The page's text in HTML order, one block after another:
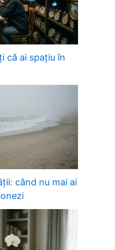
că ai spațiu în
când nu mai ai